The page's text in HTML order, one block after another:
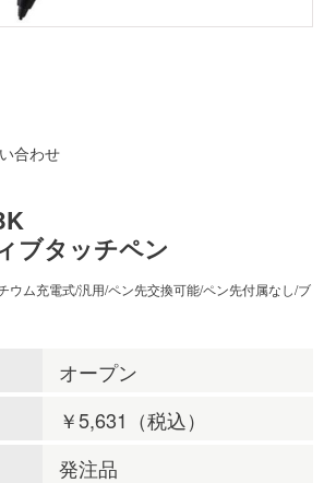
合わせ
ブタッチペン
ウム充電式/汎用/ペン先交換可能/ペン先付属なし/ブ
オープン
￥5,631 （税込）
発注品